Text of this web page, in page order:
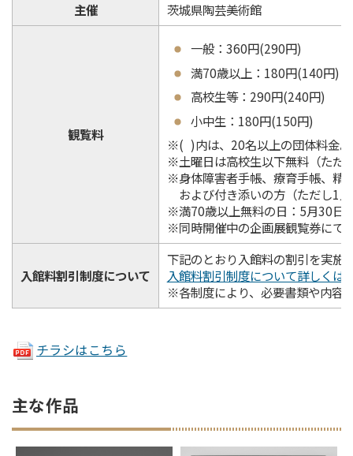
主催
茨城県陶芸美術館
観覧料
一般：360円(290円)
満70歳以上：180円(140円)
高校生等：290円(240円)
小中生：180円(150円)
※( )内は、20名以上の団体料金。
※土曜日は高校生以下無料（ただ
※身体障害者手帳、療育手帳、精
および付き添いの方（ただし1
※満70歳以上無料の日：5月30日
※同時開催中の企画展観覧券にて
入館料割引制度について
下記のとおり入館料の割引を実施
入館料割引制度について詳しくは
※各制度により、必要書類や内容
チラシはこちら
主な作品